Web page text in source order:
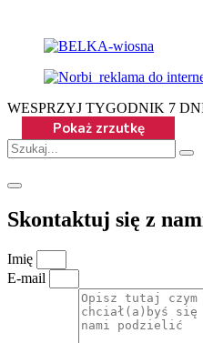
WESPRZYJ TYGODNIK 7
Skontaktuj się z
Imię
E-mail